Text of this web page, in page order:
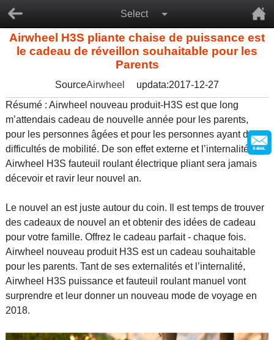
Select
Airwheel H3S pliante chaise de puissance est
le cadeau de réveillon souhaitable pour les
Parents
SourceAirwheel
updata:2017-12-27
Résumé : Airwheel nouveau produit-H3S est que long
m’attendais cadeau de nouvelle année pour les parents,
pour les personnes âgées et pour les personnes ayant des
difficultés de mobilité. De son effet externe et l’internalité,
Airwheel H3S fauteuil roulant électrique pliant sera jamais
décevoir et ravir leur nouvel an.
Le nouvel an est juste autour du coin. Il est temps de trouver
des cadeaux de nouvel an et obtenir des idées de cadeau
pour votre famille. Offrez le cadeau parfait - chaque fois.
Airwheel nouveau produit H3S est un cadeau souhaitable
pour les parents. Tant de ses externalités et l’internalité,
Airwheel H3S puissance et fauteuil roulant manuel vont
surprendre et leur donner un nouveau mode de voyage en
2018.